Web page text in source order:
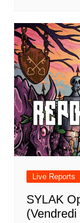
Live Reports
SYLAK